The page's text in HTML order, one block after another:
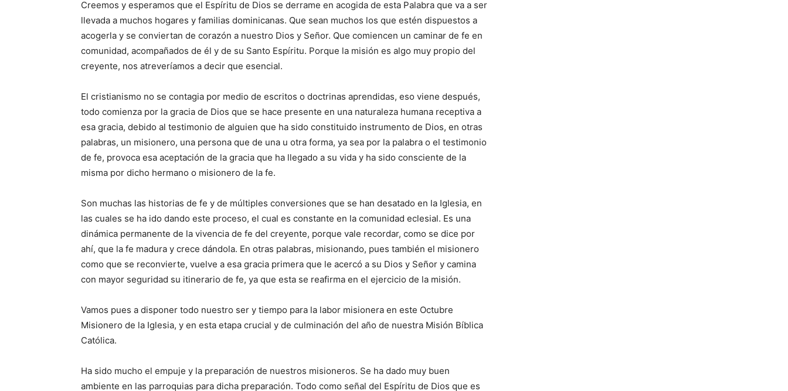
Cree­mos y esperamos que el Espíritu de Dios se derrame en acogida de esta Palabra que va a ser
llevada a mu­chos hogares y familias do­minicanas. Que sean mu­chos los que estén dispues­tos a
acogerla y se conviertan de corazón a nuestro Dios y Señor. Que comiencen un caminar de fe en
comunidad, acompañados de él y de su Santo Espíritu. Porque la misión es algo muy propio del
creyente, nos atreveríamos a decir que esencial.
El cristianismo no se contagia por medio de escritos o doctrinas aprendidas, eso viene después,
todo comienza por la gracia de Dios que se hace presente en una naturaleza humana receptiva a
esa gracia, debi­do al testimonio de alguien que ha sido constituido ins­trumento de Dios, en otras
palabras, un misionero, una persona que de una u otra forma, ya sea por la palabra o el testimonio
de fe, provoca esa aceptación de la gracia que ha llegado a su vida y ha sido consciente de la
misma por dicho hermano o misionero de la fe.
Son muchas las historias de fe y de múltiples conversiones que se han desatado en la Iglesia, en
las cuales se ha ido dando este proceso, el cual es constante en la comunidad eclesial. Es una
dinámica permanente de la vivencia de fe del creyente, porque vale recordar, como se dice por
ahí, que la fe madura y crece dándola. En otras palabras, misionando, pues también el misionero
como que se reconvierte, vuelve a esa gracia primera que le acercó a su Dios y Señor y camina
con mayor seguridad su itinerario de fe, ya que esta se reafirma en el ejercicio de la misión.
Vamos pues a disponer todo nuestro ser y tiempo para la labor misionera en este Octubre
Misionero de la Iglesia, y en esta etapa crucial y de culminación del año de nuestra Misión Bíblica
Católica.
Ha sido mucho el empuje y la preparación de nues­tros misio­neros. Se ha dado muy buen
ambiente en las parroquias para dicha prepa­ra­ción. Todo como señal del Espíritu de Dios que es